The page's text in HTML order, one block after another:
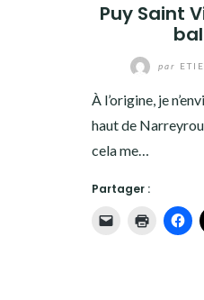
Puy Saint
par
À l’origine, je
haut de
cela me…
Partager :